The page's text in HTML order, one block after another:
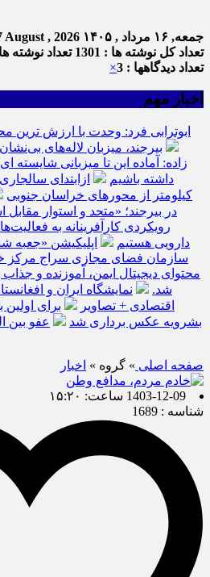
جمعه, ۱۶ مرداد , ۱۴۰۵ August , 2026
تعداد کل نوشته ها : 1301
تعداد نوشته
تعداد دیدگاهها : 3
×
اخبار مهم
ابوترابی فرد: وحدت با ارزش
بیرجند، میزبان لاله‌های
زاده: آماده این تا میزبانی شایسته
داشته باشیم
کیلومتر از محورهای خراسان جنوبی
در بیرجند؛ «متحد و استوار مقابل
رویکردی کارآفرینانه به
دارویی هستیم
اپلیکیشن «جعبه
سازمان فضای مجازی سراج مرکز
محتوای دیجیتال ایمن، آموزنده و
شد.
نمایشگاه ایران و
اقتصادی + تصاویر
برای اولین
بشرویه عکس برداری شد
عفو بین
صفحه اصلی » گروه » اخبار
1403-12-09 ساعت: ۱۵:۲۰
شناسه : 1689